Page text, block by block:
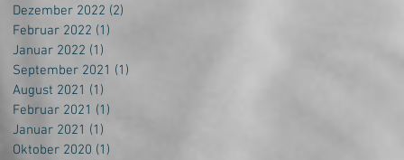
Dezember 2022 (2)
Februar 2022 (1)
Januar 2022 (1)
September 2021 (1)
August 2021 (1)
Februar 2021 (1)
Januar 2021 (1)
Oktober 2020 (1)